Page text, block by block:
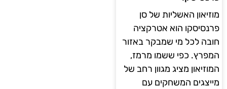
מוזיאון האשליות של סן
פרנסיסקו הוא אטרקציה
חובה לכל מי שמבקר באזור
המפרץ. כפי ששמו מרמז,
המוזיאון מציג מגוון רחב של
מייצגים המשחקים עם